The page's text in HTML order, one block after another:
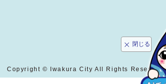
閉じる
Copyright © Iwakura City All Rights Reserved.